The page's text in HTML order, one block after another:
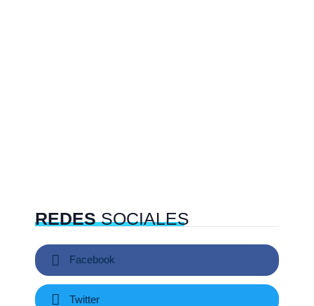
REDESSOCIALES
Facebook
Twitter